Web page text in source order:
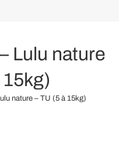
Lulu nature
15kg)
nature – TU (5 à 15kg)